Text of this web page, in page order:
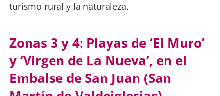
turismo rural y la naturaleza.
Zonas 3 y 4: Playas de ‘El Muro’
y ‘Virgen de La Nueva’, en el
Embalse de San Juan (San